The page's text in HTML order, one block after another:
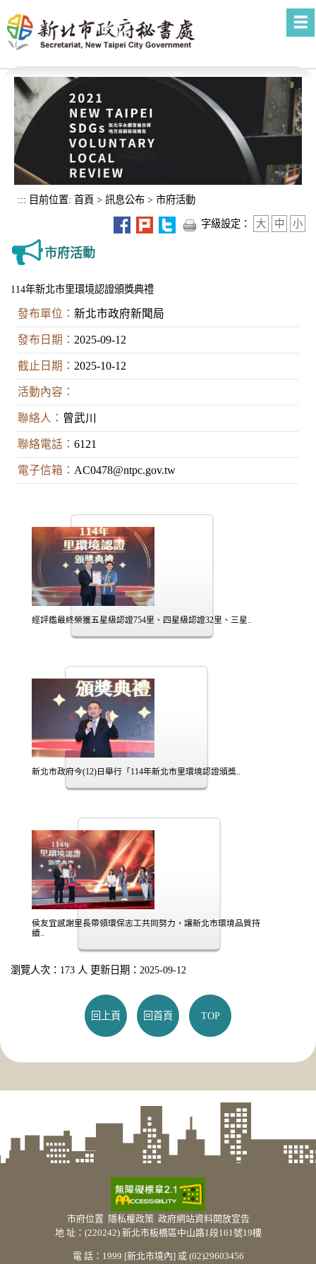
::: 目前位置: 首頁 > 訊息公布 > 市府活動
字級設定： 大 中 小
市府活動
114年新北市里環境認證頒獎典禮
發布單位： 新北市政府新聞局
發布日期： 2025-09-12
截止日期： 2025-10-12
活動內容：
聯絡人： 曾武川
聯絡電話： 6121
電子信箱： AC0478@ntpc.gov.tw
經評鑑最終榮獲五星級認證754里、四星級認證32里、三星..
新北市政府今(12)日舉行「114年新北市里環境認證頒獎..
侯友宜感謝里長帶領環保志工共同努力，讓新北市環境品質持
續..
瀏覽人次：173 人 更新日期：2025-09-12
回上頁 回首頁 TOP
市府位置 隱私權政策 政府網站資料開放宣告
地 址：(220242) 新北市板橋區中山路1段161號19樓
電 話：1999 [新北市境內] 或 (02)29603456